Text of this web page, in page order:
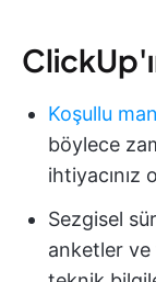
Koşullu
böylece
ihtiyacınız
Sezgisel
anketler